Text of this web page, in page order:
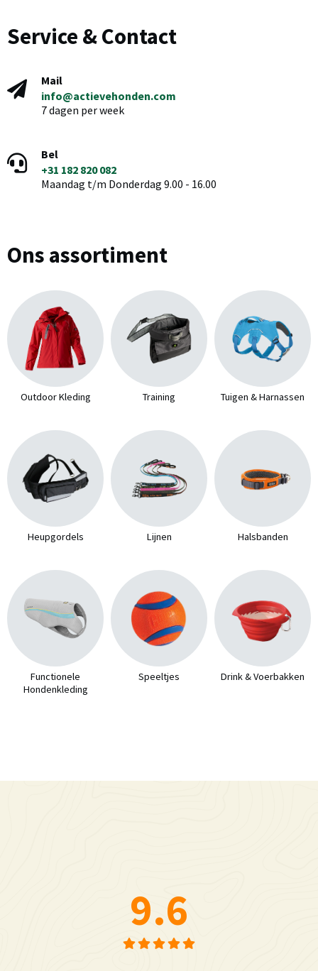
Service & Contact
Mail
info@actievehonden.com
7 dagen per week
Bel
+31 182 820 082
Maandag t/m Donderdag 9.00 - 16.00
Ons assortiment
Outdoor Kleding Training Tuigen & Harnassen
Heupgordels Lijnen Halsbanden
Functionele
Hondenkleding
Speeltjes Drink & Voerbakken
9.6